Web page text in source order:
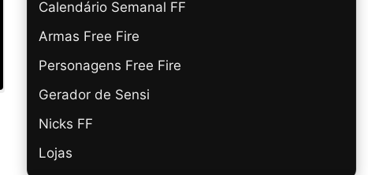
Calendário Semanal FF
Armas Free Fire
Personagens Free Fire
Gerador de Sensi
Nicks FF
Lojas